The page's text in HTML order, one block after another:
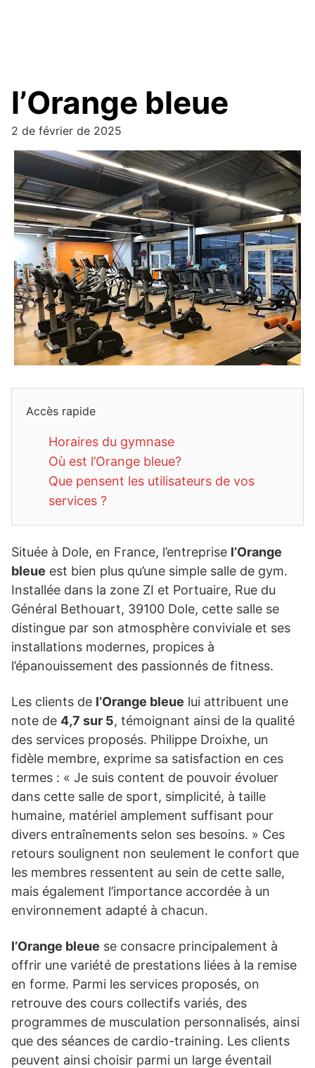
l’Orange bleue
2 de février de 2025
Accès rapide
Horaires du gymnase
Où est l’Orange bleue?
Que pensent les utilisateurs de vos
services ?
Située à Dole, en France, l’entreprise l’Orange
bleue est bien plus qu’une simple salle de gym.
Installée dans la zone ZI et Portuaire, Rue du
Général Bethouart, 39100 Dole, cette salle se
distingue par son atmosphère conviviale et ses
installations modernes, propices à
l’épanouissement des passionnés de fitness.
Les clients de l’Orange bleue lui attribuent une
note de 4,7 sur 5, témoignant ainsi de la qualité
des services proposés. Philippe Droixhe, un
fidèle membre, exprime sa satisfaction en ces
termes : « Je suis content de pouvoir évoluer
dans cette salle de sport, simplicité, à taille
humaine, matériel amplement suffisant pour
divers entraînements selon ses besoins. » Ces
retours soulignent non seulement le confort que
les membres ressentent au sein de cette salle,
mais également l’importance accordée à un
environnement adapté à chacun.
l’Orange bleue se consacre principalement à
offrir une variété de prestations liées à la remise
en forme. Parmi les services proposés, on
retrouve des cours collectifs variés, des
programmes de musculation personnalisés, ainsi
que des séances de cardio-training. Les clients
peuvent ainsi choisir parmi un large éventail